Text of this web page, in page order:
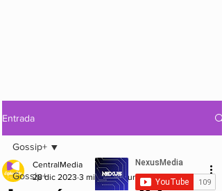
Entrada
Gossip+
Gossip+
CentralMedia
28 dic 2023 3 min de lectura